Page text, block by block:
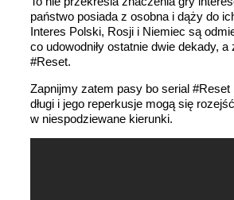
państwo posiada z osobna i dąży do
Interes Polski, Rosji i Niemiec są
co udowodniły ostatnie dwie dekady,
#Reset.
Zapnijmy zatem pasy bo serial #Reset
długi i jego reperkusje mogą się rozejść
w niespodziewane kierunki.